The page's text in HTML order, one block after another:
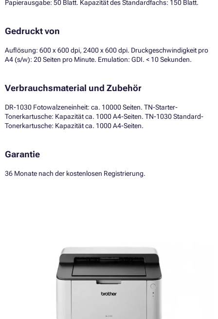
Papierausgabe: 50 Blatt. Kapazität des Standardfachs: 150 Blatt.
Gedruckt von
Auflösung: 600 x 600 dpi, 2400 x 600 dpi. Druckgeschwindigkeit pro
A4 (s/w): 20 Seiten pro Minute. Emulation: GDI. < 10 Sekunden.
Verbrauchsmaterial und Zubehör
DR-1030 Fotowalzeneinheit: ca. 10000 Seiten. TN-Starter-
Tonerkartusche: Kapazität ca. 1000 A4-Seiten. TN-1030 Standard-
Tonerkartusche: Kapazität ca. 1000 A4-Seiten.
Garantie
36 Monate nach der kostenlosen Registrierung.